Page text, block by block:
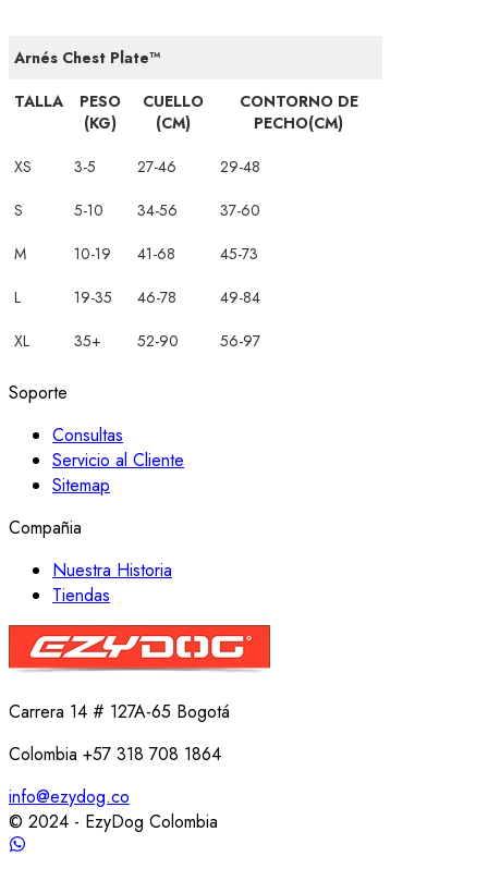
Arnés Chest Plate™
TALLA
PESO
(KG)
CUELLO
(CM)
CONTORNO DE
PECHO(CM)
XS
3-5 27-46
29-48
S
5-10 34-56
37-60
M
10-19 41-68
45-73
L
19-35 46-78
49-84
XL
35+ 52-90 56-97
Soporte
Consultas
Servicio al Cliente
Sitemap
Compañia
Nuestra Historia
Tiendas
Carrera 14 # 127A-65 Bogotá
Colombia +57 318 708 1864
info@ezydog.co
© 2024 - EzyDog Colombia